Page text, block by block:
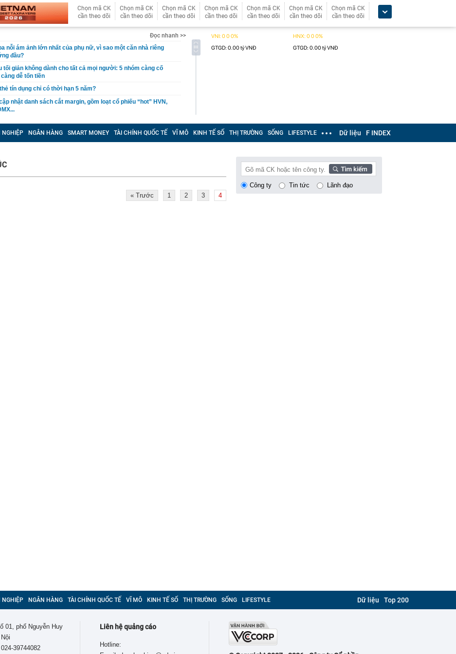
Chọn mã CK
cần theo dõi
Chọn mã CK
cần theo dõi
Chọn mã CK
cần theo dõi
Chọn mã CK
cần theo dõi
Chọn mã CK
cần theo dõi
Chọn mã CK
cần theo dõi
Chọn mã CK
cần theo dõi
Đọc nhanh >>
nỗi ám ảnh lớn nhất của phụ nữ, vì sao một căn nhà riêng
đầu?
tối giản không dành cho tất cả mọi người: 5 nhóm càng cố
dễ tốn tiền
tín dụng chỉ có thời hạn 5 năm?
nhật danh sách cắt margin, gồm loạt cổ phiếu “hot” HVN,
bất ngờ trở lại, khối ngoại tung 2.200 tỷ đồng mua ròng cổ
Nam chỉ trong 5 phiên
nghiệp thép với 2.700 lao động đang nợ Trung Quốc gần 1,3
tố quan trọng đang trở lại trên thị trường chứng khoán
ông 50 tuổi ăn cà tím mỗi ngày để chữa tiểu đường, 3 tháng
sĩ rao bán biệt thự 9 phòng ngủ ở TP.HCM giá gốc 600 tỷ, giảm
NGHIỆP NGÂN HÀNG SMART MONEY TÀI CHÍNH QUỐC TẾ VĨ MÔ KINH TẾ SỐ THỊ TRƯỜNG SỐNG LIFESTYLE Dữ liệu F INDEX
« Trước 1 2 3 4
Công ty Tin tức Lãnh đạo
NGHIỆP NGÂN HÀNG TÀI CHÍNH QUỐC TẾ VĨ MÔ KINH TẾ SỐ THỊ TRƯỜNG SỐNG LIFESTYLE Dữ liệu Top 200
01, phố Nguyễn Huy
39744082
Liên hệ quảng cáo
Hotline: